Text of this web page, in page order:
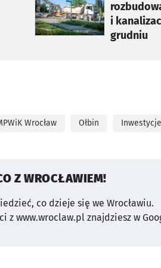
i
grudniu
Wrocław Ołbin
Z WROCŁAWIEM!
co dzieje się we Wrocławiu.
z www.wroclaw.pl znajdziesz w